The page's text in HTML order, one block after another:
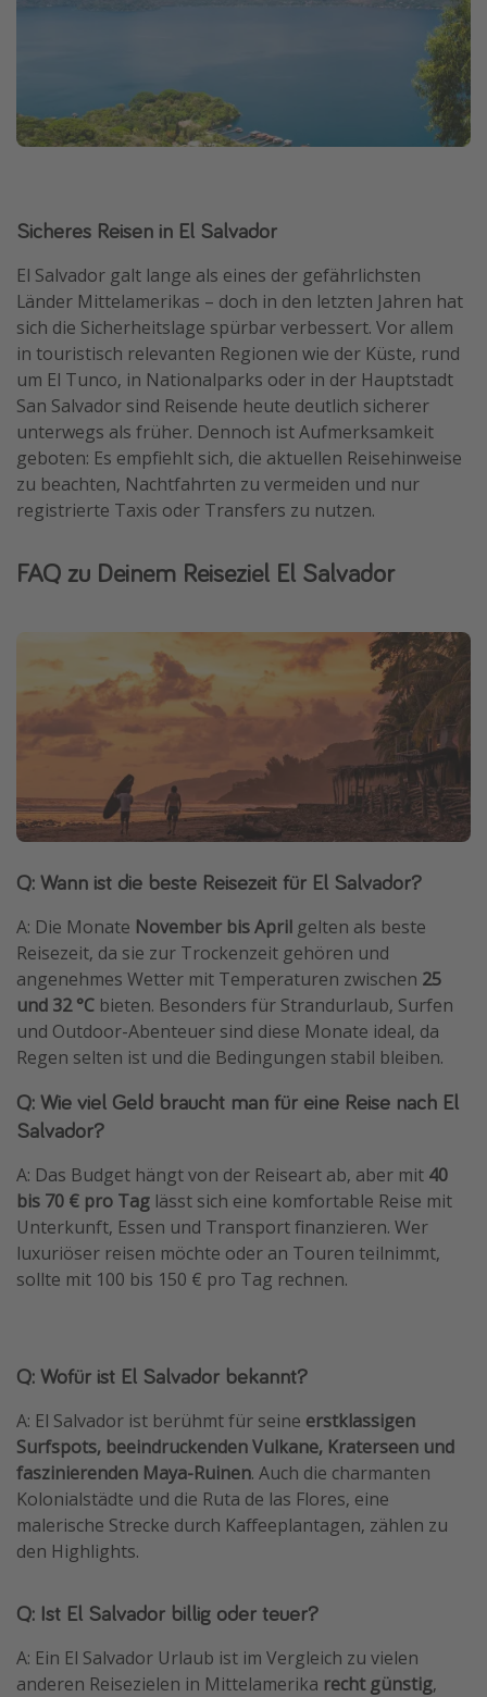
Sicheres Reisen in El Salvador
El Salvador galt lange als eines der gefährlichsten
Länder Mittelamerikas – doch in den letzten Jahren hat
sich die Sicherheitslage spürbar verbessert. Vor allem
in touristisch relevanten Regionen wie der Küste, rund
um El Tunco, in Nationalparks oder in der Hauptstadt
San Salvador sind Reisende heute deutlich sicherer
unterwegs als früher. Dennoch ist Aufmerksamkeit
geboten: Es empfiehlt sich, die aktuellen Reisehinweise
zu beachten, Nachtfahrten zu vermeiden und nur
registrierte Taxis oder Transfers zu nutzen.
FAQ zu Deinem Reiseziel El Salvador
Q: Wann ist die beste Reisezeit für El Salvador?
A: Die Monate November bis April gelten als beste
Reisezeit, da sie zur Trockenzeit gehören und
angenehmes Wetter mit Temperaturen zwischen 25
und 32 °C bieten. Besonders für Strandurlaub, Surfen
und Outdoor-Abenteuer sind diese Monate ideal, da
Regen selten ist und die Bedingungen stabil bleiben.
Q: Wie viel Geld braucht man für eine Reise nach El
Salvador?
A: Das Budget hängt von der Reiseart ab, aber mit 40
bis 70 € pro Tag lässt sich eine komfortable Reise mit
Unterkunft, Essen und Transport finanzieren. Wer
luxuriöser reisen möchte oder an Touren teilnimmt,
sollte mit 100 bis 150 € pro Tag rechnen.
Q: Wofür ist El Salvador bekannt?
A: El Salvador ist berühmt für seine erstklassigen
Surfspots, beeindruckenden Vulkane, Kraterseen und
faszinierenden Maya-Ruinen. Auch die charmanten
Kolonialstädte und die Ruta de las Flores, eine
malerische Strecke durch Kaffeeplantagen, zählen zu
den Highlights.
Q: Ist El Salvador billig oder teuer?
A: Ein El Salvador Urlaub ist im Vergleich zu vielen
anderen Reisezielen in Mittelamerika recht günstig,